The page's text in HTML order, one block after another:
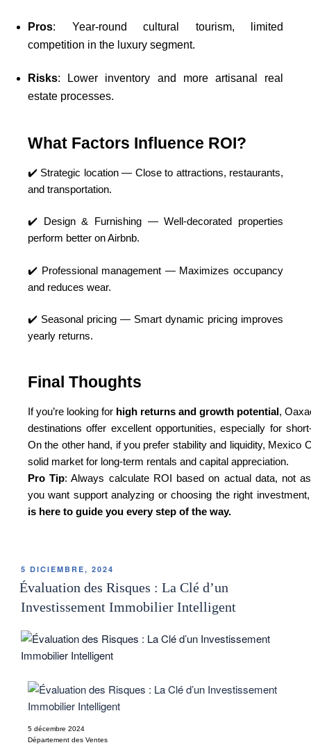
Pros: Year-round cultural tourism, limited
competition in the luxury segment.
Risks: Lower inventory and more artisanal real
estate processes.
What Factors Influence ROI?
✔️ Strategic location — Close to attractions, restaurants,
and transportation.
✔️ Design & Furnishing — Well-decorated properties
perform better on Airbnb.
✔️ Professional management — Maximizes occupancy
and reduces wear.
✔️ Seasonal pricing — Smart dynamic pricing improves
yearly returns.
Final Thoughts
If you’re looking for high returns and growth potential,
destinations offer excellent opportunities, especially for
On the other hand, if you prefer stability and liquidity, Mexico
solid market for long-term rentals and capital appreciation.
Pro Tip: Always calculate ROI based on actual data, not
you want support analyzing or choosing the right
is here to guide you every step of the way.
5 DICIEMBRE, 2024
Évaluation des Risques : La Clé d’un
Investissement Immobilier Intelligent
5 décembre 2024
Département des Ventes